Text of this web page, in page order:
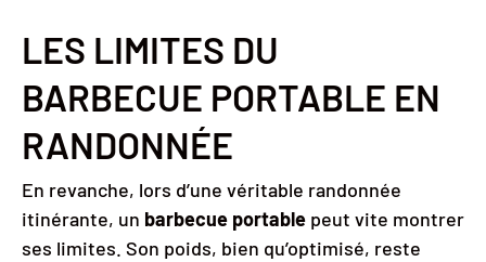
LES LIMITES DU
BARBECUE PORTABLE EN
RANDONNÉE
En revanche, lors d’une véritable randonnée
itinérante, un barbecue portable peut vite montrer
ses limites. Son poids, bien qu’optimisé, reste